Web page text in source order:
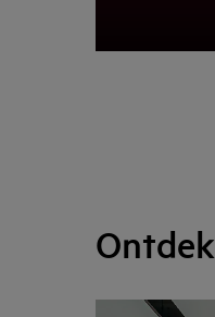
Ontdek